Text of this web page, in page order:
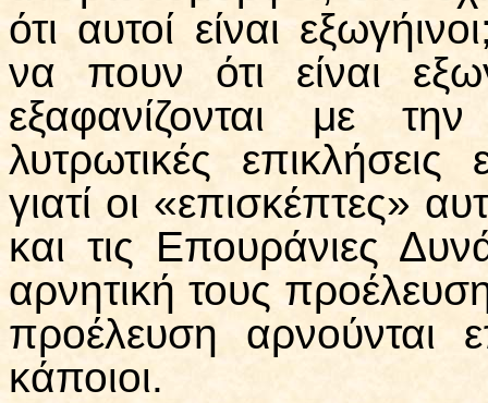
ότι αυτοί είναι
να πουν ότι είναι
εξαφανίζονται με
λυτρωτικές
γιατί οι «επισκέπτες»
και τις Επουράνιες
αρνητική τους
προέλευση αρνούνται
κάποιοι.